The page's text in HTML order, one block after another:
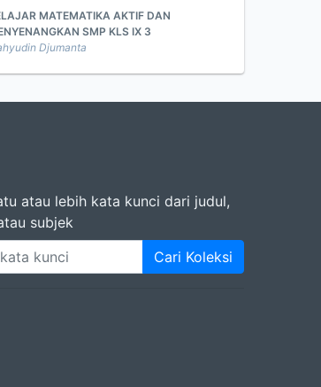
MATEMATIKA AKTIF DAN
SMP KLS IX 3
Djumanta
atau lebih kata kunci dari judul,
subjek
Cari Koleksi